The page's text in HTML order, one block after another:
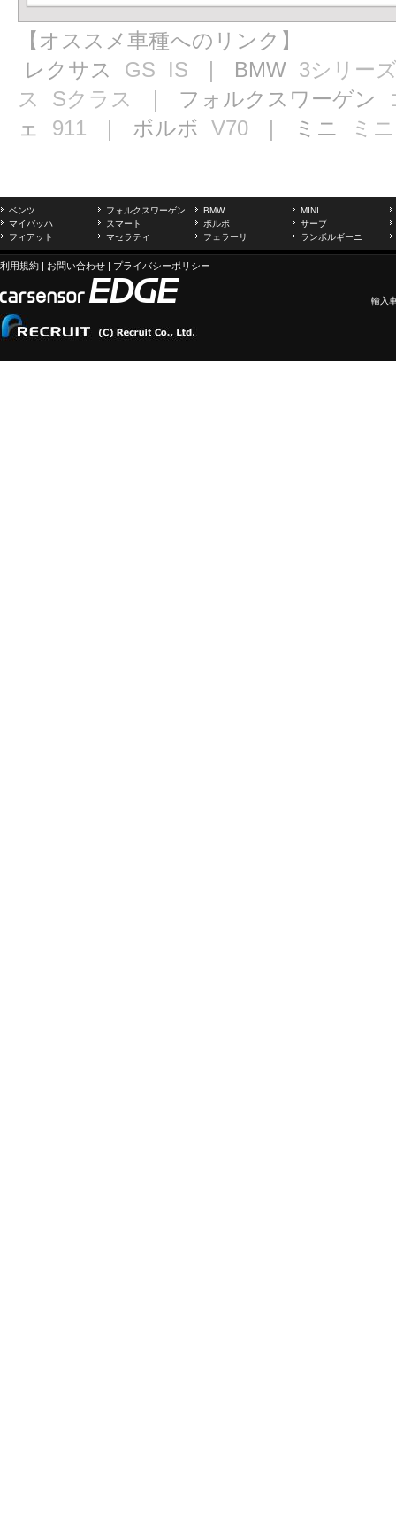
【オススメ車種へのリンク】
レクサス GS IS ｜ BMW 3シリー
ス
Sクラス ｜ フォルクスワーゲン
ェ 911 ｜ ボルボ V70 ｜ ミニ ミニ
ベンツ フォルクスワーゲン BMW
MINI
マイバッハ
スマート ボルボ
サーブ
フィアット
マセラティ フェラーリ ランボルギーニ
利用規約 | お問い合わせ | プライバシーポリシー
輸入